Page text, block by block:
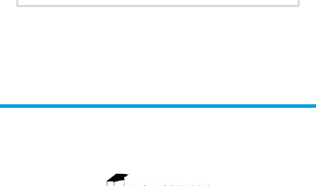
dans le domaine de la conversion thermique.